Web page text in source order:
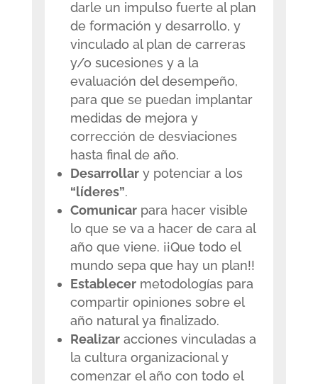
darle un impulso fuerte al plan
de formación y desarrollo, y
vinculado al plan de carreras
y/o sucesiones y a la
evaluación del desempeño,
para que se puedan implantar
medidas de mejora y
corrección de desviaciones
hasta final de año.
Desarrollary potenciar a los
“líderes”.
Comunicarpara hacer visible
lo que se va a hacer de cara al
año que viene. ¡¡Que todo el
mundo sepa que hay un plan!!
Establecermetodologías para
compartir opiniones sobre el
año natural ya finalizado.
Realizaracciones vinculadas a
la cultura organizacional y
comenzar el año con todo el